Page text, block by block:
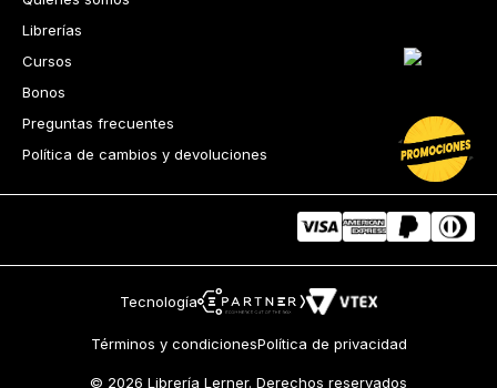
Librerías
Cursos
Bonos
Preguntas frecuentes
Política de cambios y devoluciones
Tecnología
Términos y condicionesPolítica de privacidad
© 2026 Librería Lerner. Derechos reservados